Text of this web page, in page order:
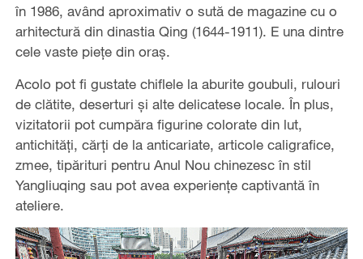
în 1986, având aproximativ o sută de magazine cu o
arhitectură din dinastia Qing (1644-1911). E una dintre
cele vaste pieţe din oraş.
Acolo pot fi gustate chiflele la aburite goubuli, rulouri
de clătite, deserturi și alte delicatese locale. În plus,
vizitatorii pot cumpăra figurine colorate din lut,
antichități, cărți de la anticariate, articole caligrafice,
zmee, tipărituri pentru Anul Nou chinezesc în stil
Yangliuqing sau pot avea experiențe captivantă în
ateliere.